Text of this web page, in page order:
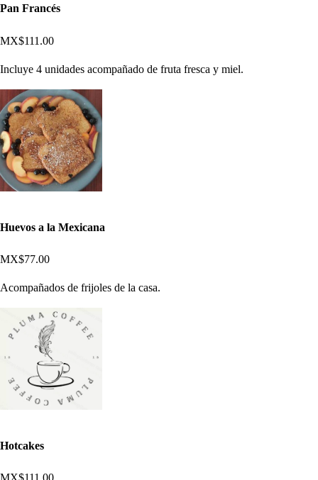
Pan Francés
MX$111.00
Incluye 4 unidades acompañado de fruta fresca y miel.
Huevos a la Mexicana
MX$77.00
Acompañados de frijoles de la casa.
Hotcakes